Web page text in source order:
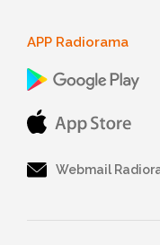
APP Radiorama
Webmail